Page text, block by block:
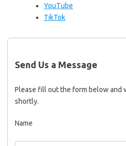
YouTube
TikTok
Send Us a Message
Please fill out the form below and
shortly.
Name